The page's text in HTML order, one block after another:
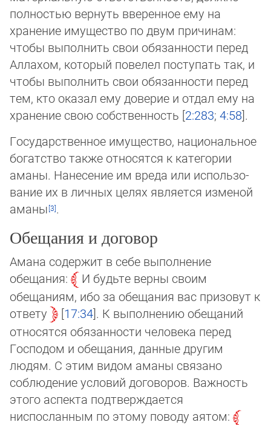
полностью вернуть вверенное ему на
хранение имущество по двум причинам:
чтобы выполнить свои обязанности пе­ред
Аллахом, который повелел поступать так, и
чтобы выполнить свои обязанности перед
тем, кто оказал ему доверие и от­дал ему на
хранение свою собственность [2:283; 4:58].
Государственное имущество, национальное
богатство также относятся к категории
аманы. Нанесение им вреда или ис­поль­зо­
ва­ние их в личных целях является изменой
аманы
.
Обещания и договор
Амана содержит в себе выполнение
обещания:
И будьте верны своим
обещаниям, ибо за обещания вас призовут к
ответу
17:34 . К выполнению обещаний
относятся обязанности человека перед
Господом и обещания, данные другим
людям. С этим видом аманы связано
соблюдение условий договоров. Важность
этого аспекта подтверждается
ниспосланным по это­му поводу аятом: